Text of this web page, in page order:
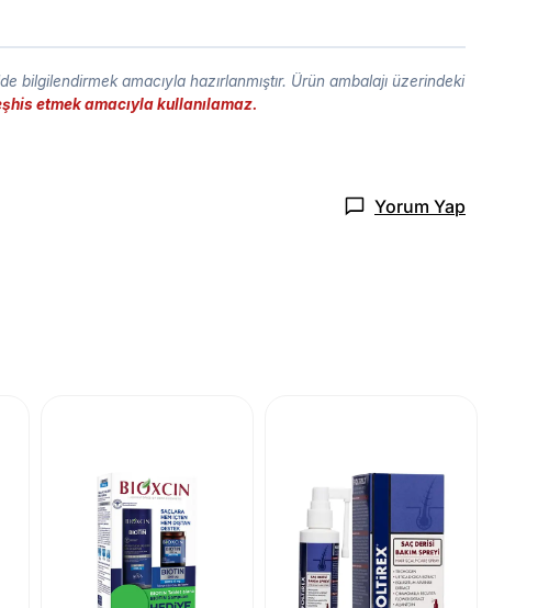
amacıyla hazırlanmıştır. Ürün ambalajı üzerindeki
etmek amacıyla kullanılamaz.
Yorum Yap